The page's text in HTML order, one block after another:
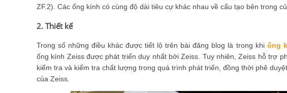
ZF.2). Các ống kính có cùng độ dài tiêu cự khác nhau về cấu tạo bên trong
2. Thiết kế
Trong số những điều khác được tiết lộ trên bài đăng blog là trong khi ống
ống kính Zeiss được phát triển duy nhất bởi Zeiss. Tuy nhiên, Zeiss hỗ trợ
kiểm tra và kiểm tra chất lượng trong quá trình phát triển, đồng thời phê
của Zeiss.